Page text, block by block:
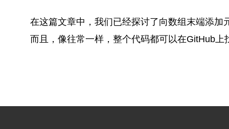
在这篇文章中，我们已经探讨了向数组末端添加
而且，像往常一样，整个代码都可以在GitHub上